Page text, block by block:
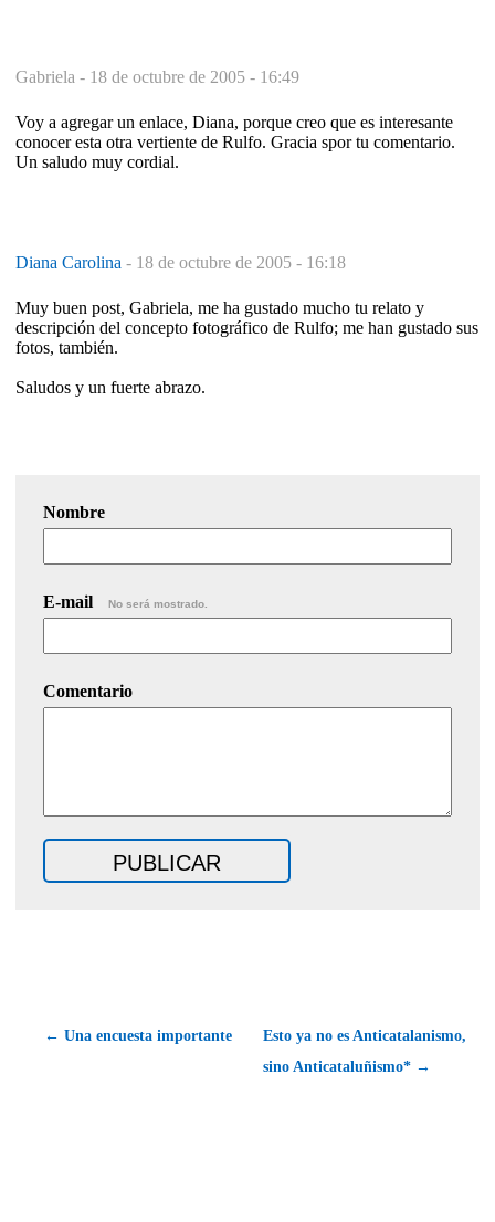
Gabriela - 18 de octubre de 2005 - 16:49
Voy a agregar un enlace, Diana, porque creo que es interesante
conocer esta otra vertiente de Rulfo. Gracia spor tu comentario.
Un saludo muy cordial.
Diana Carolina - 18 de octubre de 2005 - 16:18
Muy buen post, Gabriela, me ha gustado mucho tu relato y
descripción del concepto fotográfico de Rulfo; me han gustado sus
fotos, también.
Saludos y un fuerte abrazo.
Nombre
E-mail No será mostrado.
Comentario
← Una encuesta importante
Esto ya no es Anticatalanismo,
sino Anticataluñismo* →